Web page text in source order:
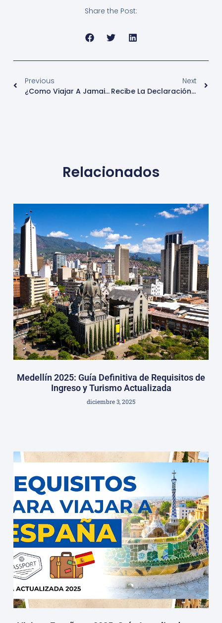
Share the Post:
Previous
¿Como Viajar A Jamaica Y Consejos 2022?
Next
Recibe La Declaración De Fiesta De Interés Turístico Internacional. El Carnaval De Badajoz
Relacionados
Medellín 2025: Guía Definitiva de Requisitos de
Ingreso y Turismo Actualizada
diciembre 3, 2025